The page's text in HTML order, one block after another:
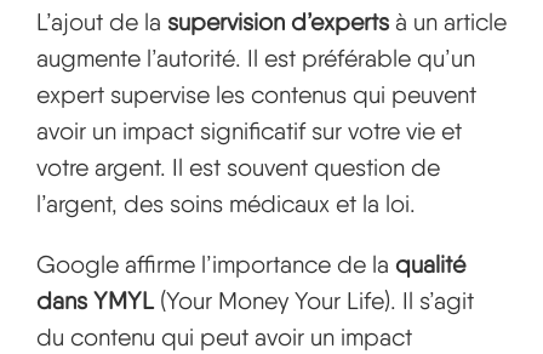
L’ajout de la supervision d’experts à un article
augmente l’autorité. Il est préférable qu’un
expert supervise les contenus qui peuvent
avoir un impact significatif sur votre vie et
votre argent. Il est souvent question de
l’argent, des soins médicaux et la loi.
Google affirme l’importance de la qualité
dans YMYL (Your Money Your Life). Il s’agit
du contenu qui peut avoir un impact